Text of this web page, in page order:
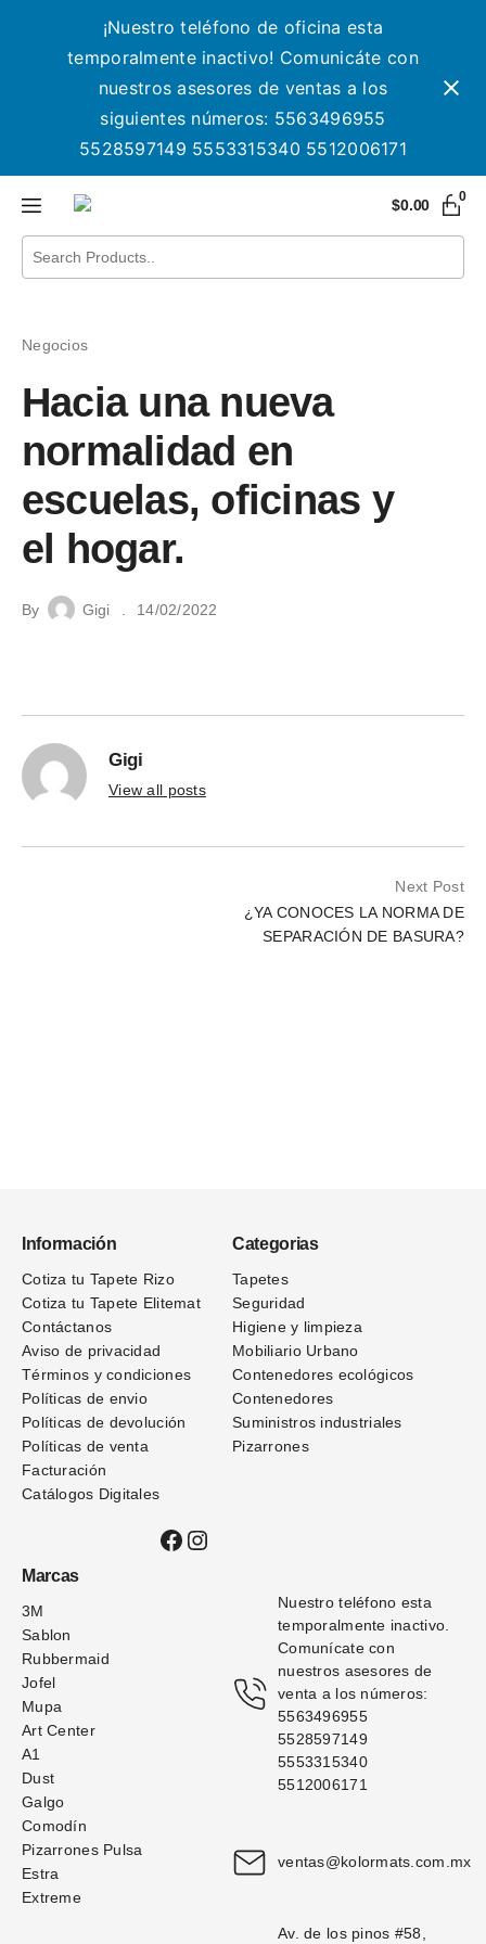
¡Nuestro teléfono de oficina esta
temporalmente inactivo! Comunicáte con
nuestros asesores de ventas a los
siguientes números: 5563496955
5528597149 5553315340 5512006171
$0.00
0
Negocios
Hacia una nueva
normalidad en
escuelas, oficinas y
el hogar.
By Gigi 14/02/2022
Gigi
View all posts
Next Post
¿YA CONOCES LA NORMA DE
SEPARACIÓN DE BASURA?
Información
Cotiza tu Tapete Rizo
Cotiza tu Tapete Elitemat
Contáctanos
Aviso de privacidad
Términos y condiciones
Políticas de envio
Políticas de devolución
Políticas de venta
Facturación
Catálogos Digitales
Facebook
Instagram
Categorias
Tapetes
Seguridad
Higiene y limpieza
Mobiliario Urbano
Contenedores ecológicos
Contenedores
Suministros industriales
Pizarrones
Marcas
3M
Sablon
Rubbermaid
Jofel
Mupa
Art Center
A1
Dust
Galgo
Comodín
Pizarrones Pulsa
Estra
Extreme
Nuestro teléfono esta
temporalmente inactivo.
Comunícate con
nuestros asesores de
venta a los números:
5563496955
5528597149
5553315340
5512006171
ventas@kolormats.com.mx
Av. de los pinos #58,